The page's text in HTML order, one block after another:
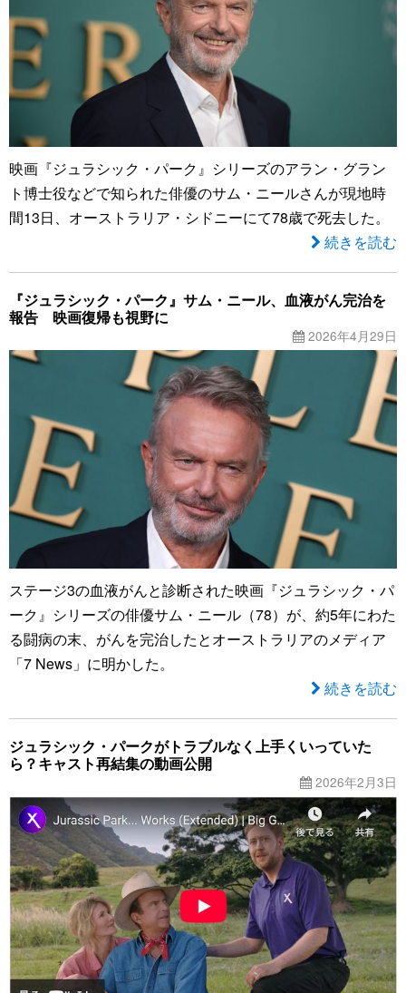
映画『ジュラシック・パーク』シリーズのアラン・グラン
ト博士役などで知られた俳優のサム・ニールさんが現地時
間13日、オーストラリア・シドニーにて78歳で死去した。
続きを読む
『ジュラシック・パーク』サム・ニール、血液がん完治を
報告 映画復帰も視野に
2026年4月29日
ステージ3の血液がんと診断された映画『ジュラシック・パ
ーク』シリーズの俳優サム・ニール（78）が、約5年にわた
る闘病の末、がんを完治したとオーストラリアのメディア
「7 News」に明かした。
続きを読む
ジュラシック・パークがトラブルなく上手くいっていた
ら？キャスト再結集の動画公開
2026年2月3日